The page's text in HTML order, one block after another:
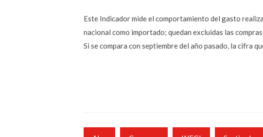
Este Indicador mide el comportamiento del gasto
nacional como importado; quedan excluidas las
Si se compara con septiembre del año pasado, la cifra